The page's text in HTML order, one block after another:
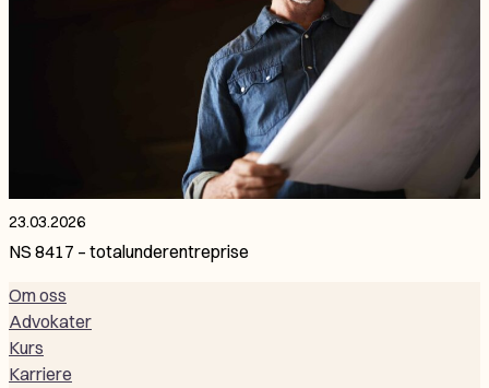
23.03.2026
NS 8417 – totalunderentreprise
Om oss
Advokater
Kurs
Karriere